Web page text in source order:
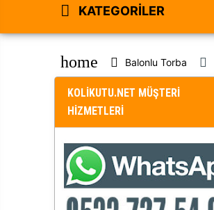
KATEGORILER
home Balonlu Torba
KOLİKUTU.NET MÜŞTERİ
HİZMETLERİ